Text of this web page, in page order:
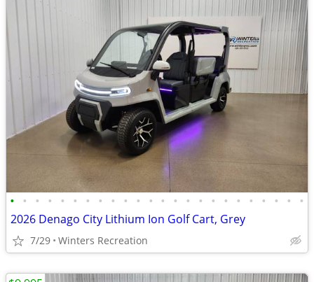
• • • • • • • • • • • • • • • • • • • • • • • •
2026 Denago City Lithium Ion Golf Cart, Grey
7/29 Winters Recreation